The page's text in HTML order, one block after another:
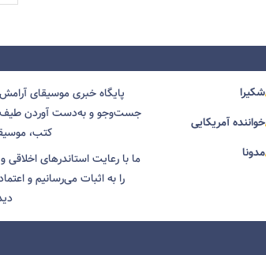
شکیرا
خواننده آمریکایی
مدونا
پایگاه خبری موسیقای
جست‌و‌جو و به‌دست آوردن طیف
کتب،
ما با رعایت استاندرهای اخلاقی
را به اثبات می‌رسانیم و